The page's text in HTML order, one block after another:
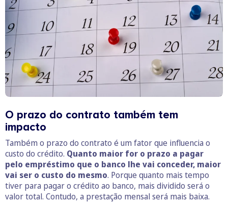
O prazo do contrato também tem
impacto
Também o prazo do contrato é um fator que influencia o
custo do crédito. Quanto maior for o prazo a pagar
pelo empréstimo que o banco lhe vai conceder, maior
vai ser o custo do mesmo. Porque quanto mais tempo
tiver para pagar o crédito ao banco, mais dividido será o
valor total. Contudo, a prestação mensal será mais baixa.